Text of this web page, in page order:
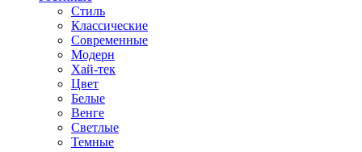
Стиль
Классические
Современные
Модерн
Хай-тек
Цвет
Белые
Венге
Светлые
Темные